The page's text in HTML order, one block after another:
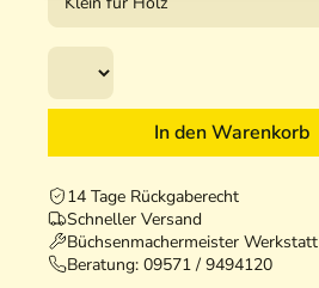
In den Warenkorb
14 Tage Rückgaberecht
Schneller Versand
Büchsenmachermeister Werkstatt
Beratung: 09571 / 9494120